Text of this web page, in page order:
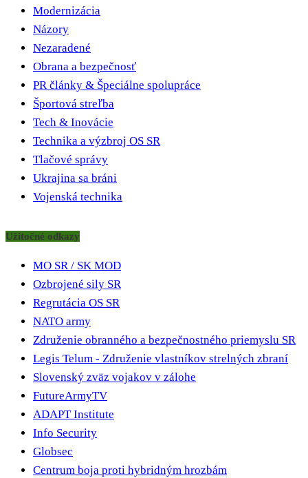
Modernizácia
Názory
Nezaradené
Obrana a bezpečnosť
PR články & Špeciálne spolupráce
Športová streľba
Tech & Inovácie
Technika a výzbroj OS SR
Tlačové správy
Ukrajina sa bráni
Vojenská technika
Užitočné odkazy
MO SR / SK MOD
Ozbrojené sily SR
Regrutácia OS SR
NATO army
Združenie obranného a bezpečnostného priemyslu SR
Legis Telum - Združenie vlastníkov strelných zbraní
Slovenský zväz vojakov v zálohe
FutureArmyTV
ADAPT Institute
Info Security
Globsec
Centrum boja proti hybridným hrozbám